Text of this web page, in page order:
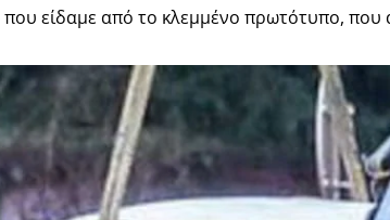
που είδαμε από το κλεμμένο πρωτότυπο,